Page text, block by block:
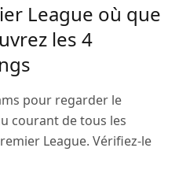
League où que
les 4
pour regarder le
courant de tous les
League. Vérifiez-le